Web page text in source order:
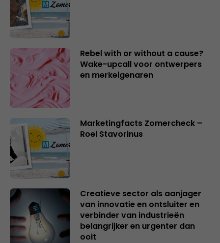
Rebel with or without a cause?
Wake-upcall voor ontwerpers
en merkeigenaren
Marketingfacts Zomercheck –
Roel Stavorinus
Creatieve sector als aanjager
van innovatie en ontsluiter en
verbinder van industrieën
belangrijker en urgenter dan
ooit